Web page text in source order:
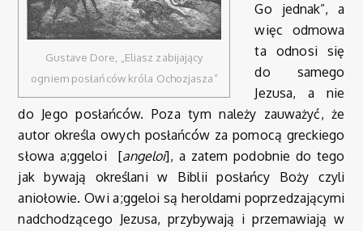
Gustave Dore, „Eliasz zabijający
ogniem posłańców króla Ochozjasza”
Go jednak”, a
więc odmowa
ta odnosi się
do samego
Jezusa, a nie
do Jego posłańców. Poza tym należy zauważyć, że
autor określa owych posłańców za pomocą greckiego
słowa a;ggeloi
[angeloi], a zatem podobnie do tego
jak bywają określani w Biblii posłańcy Boży czyli
aniołowie. Owi a;ggeloi są heroldami poprzedzającymi
nadchodzącego Jezusa, przybywają i przemawiają w